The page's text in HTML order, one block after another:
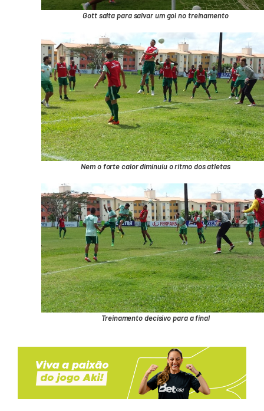
Gott salta para salvar um gol no treinamento
Nem o forte calor diminuiu o ritmo dos atletas
Treinamento decisivo para a final